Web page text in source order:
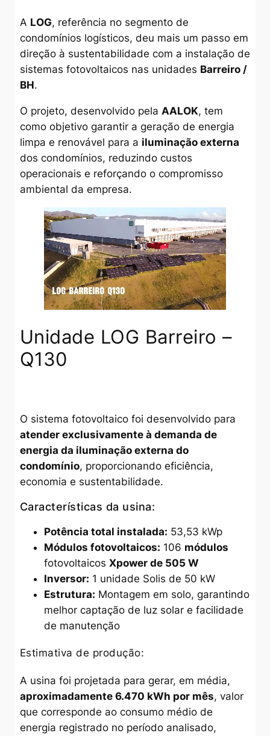
A LOG, referência no segmento de
condomínios logísticos, deu mais um passo em
direção à sustentabilidade com a instalação de
sistemas fotovoltaicos nas unidades Barreiro /
BH.
O projeto, desenvolvido pela AALOK, tem
como objetivo garantir a geração de energia
limpa e renovável para a iluminação externa
dos condomínios, reduzindo custos
operacionais e reforçando o compromisso
ambiental da empresa.
Unidade LOG Barreiro –
Q130
O sistema fotovoltaico foi desenvolvido para
atender exclusivamente à demanda de
energia da iluminação externa do
condomínio, proporcionando eficiência,
economia e sustentabilidade.
Características da usina:
Potência total instalada: 53,53 kWp
Módulos fotovoltaicos: 106 módulos
fotovoltaicos Xpower de 505 W
Inversor: 1 unidade Solis de 50 kW
Estrutura: Montagem em solo, garantindo
melhor captação de luz solar e facilidade
de manutenção
Estimativa de produção:
A usina foi projetada para gerar, em média,
aproximadamente 6.470 kWh por mês, valor
que corresponde ao consumo médio de
energia registrado no período analisado,